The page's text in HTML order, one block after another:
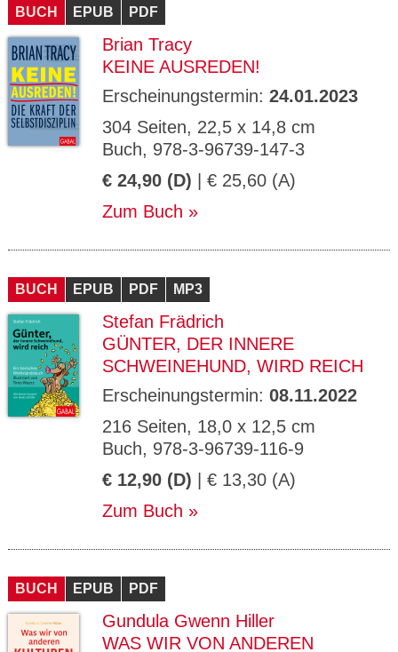
BUCH EPUB PDF
Brian Tracy
KEINE AUSREDEN!
Erscheinungstermin: 24.01.2023
304 Seiten, 22,5 x 14,8 cm
Buch, 978-3-96739-147-3
€ 24,90 (D) | € 25,60 (A)
Zum Buch
BUCH EPUB PDF MP3
Stefan Frädrich
GÜNTER, DER INNERE
SCHWEINEHUND, WIRD REICH
Erscheinungstermin: 08.11.2022
216 Seiten, 18,0 x 12,5 cm
Buch, 978-3-96739-116-9
€ 12,90 (D) | € 13,30 (A)
Zum Buch
BUCH EPUB PDF
Gundula Gwenn Hiller
WAS WIR VON ANDEREN